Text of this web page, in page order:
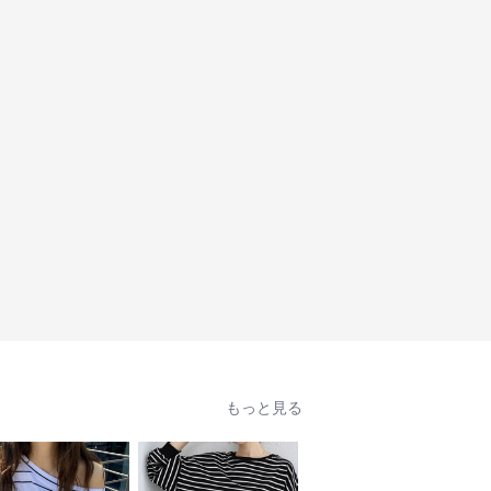
もっと見る